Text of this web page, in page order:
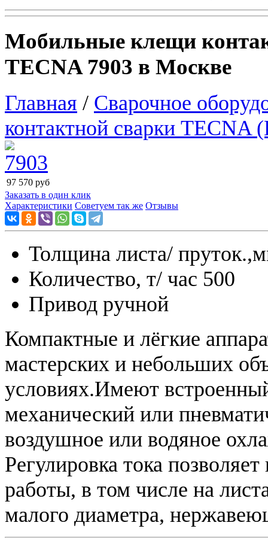
Мобильные клещи
TECNA 7903 в Москве
Главная / Сварочное
контактной сварки TECNA
97 570 руб
Заказать в один клик
Характеристики Советуем так же Отзывы
Толщина листа/
Количество, т/ час 500
Привод ручной
Компактные и лёгкие
мастерских и небольших
условиях.Имеют
механический или
воздушное или водяное
Регулировка тока
работы, в том числе на
малого диаметра,